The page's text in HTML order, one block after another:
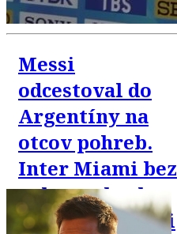
Messi
odcestoval do
Argentíny na
otcov pohreb.
Inter Miami bez
neho prehral v
Ligovom pohári